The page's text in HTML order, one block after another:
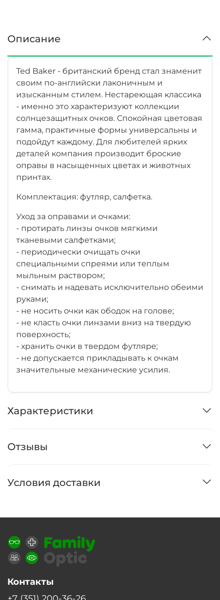
Описание
Ted Baker - британский бренд стал знаменит
своим по-английски лаконичным и
изысканным стилем. Нестареющая классика
- именно это характеризуют коллекции
солнцезащитных очков. Спокойная цветовая
гамма, практичные формы универсальны и
подойдут каждому. Для любителей ярких
деталей компания производит броские
оправы в насыщенных цветах и животных
принтах.
Комплектация: футляр, салфетка.
Уход за оправами и очками:
- протирать линзы очков мягкими
тканевыми салфетками;
- периодически очищать очки
специальными спреями или теплым
мыльным раствором;
- снимать и надевать исключительно обеими
руками;
- не носить очки как ободок на голове;
- не класть очки линзами вниз на твердую
поверхность;
- хранить очки в твердом футляре;
- не допускается прикладывать к очкам
значительные механические усилия.
Характеристики
Отзывы
Условия доставки
Контакты